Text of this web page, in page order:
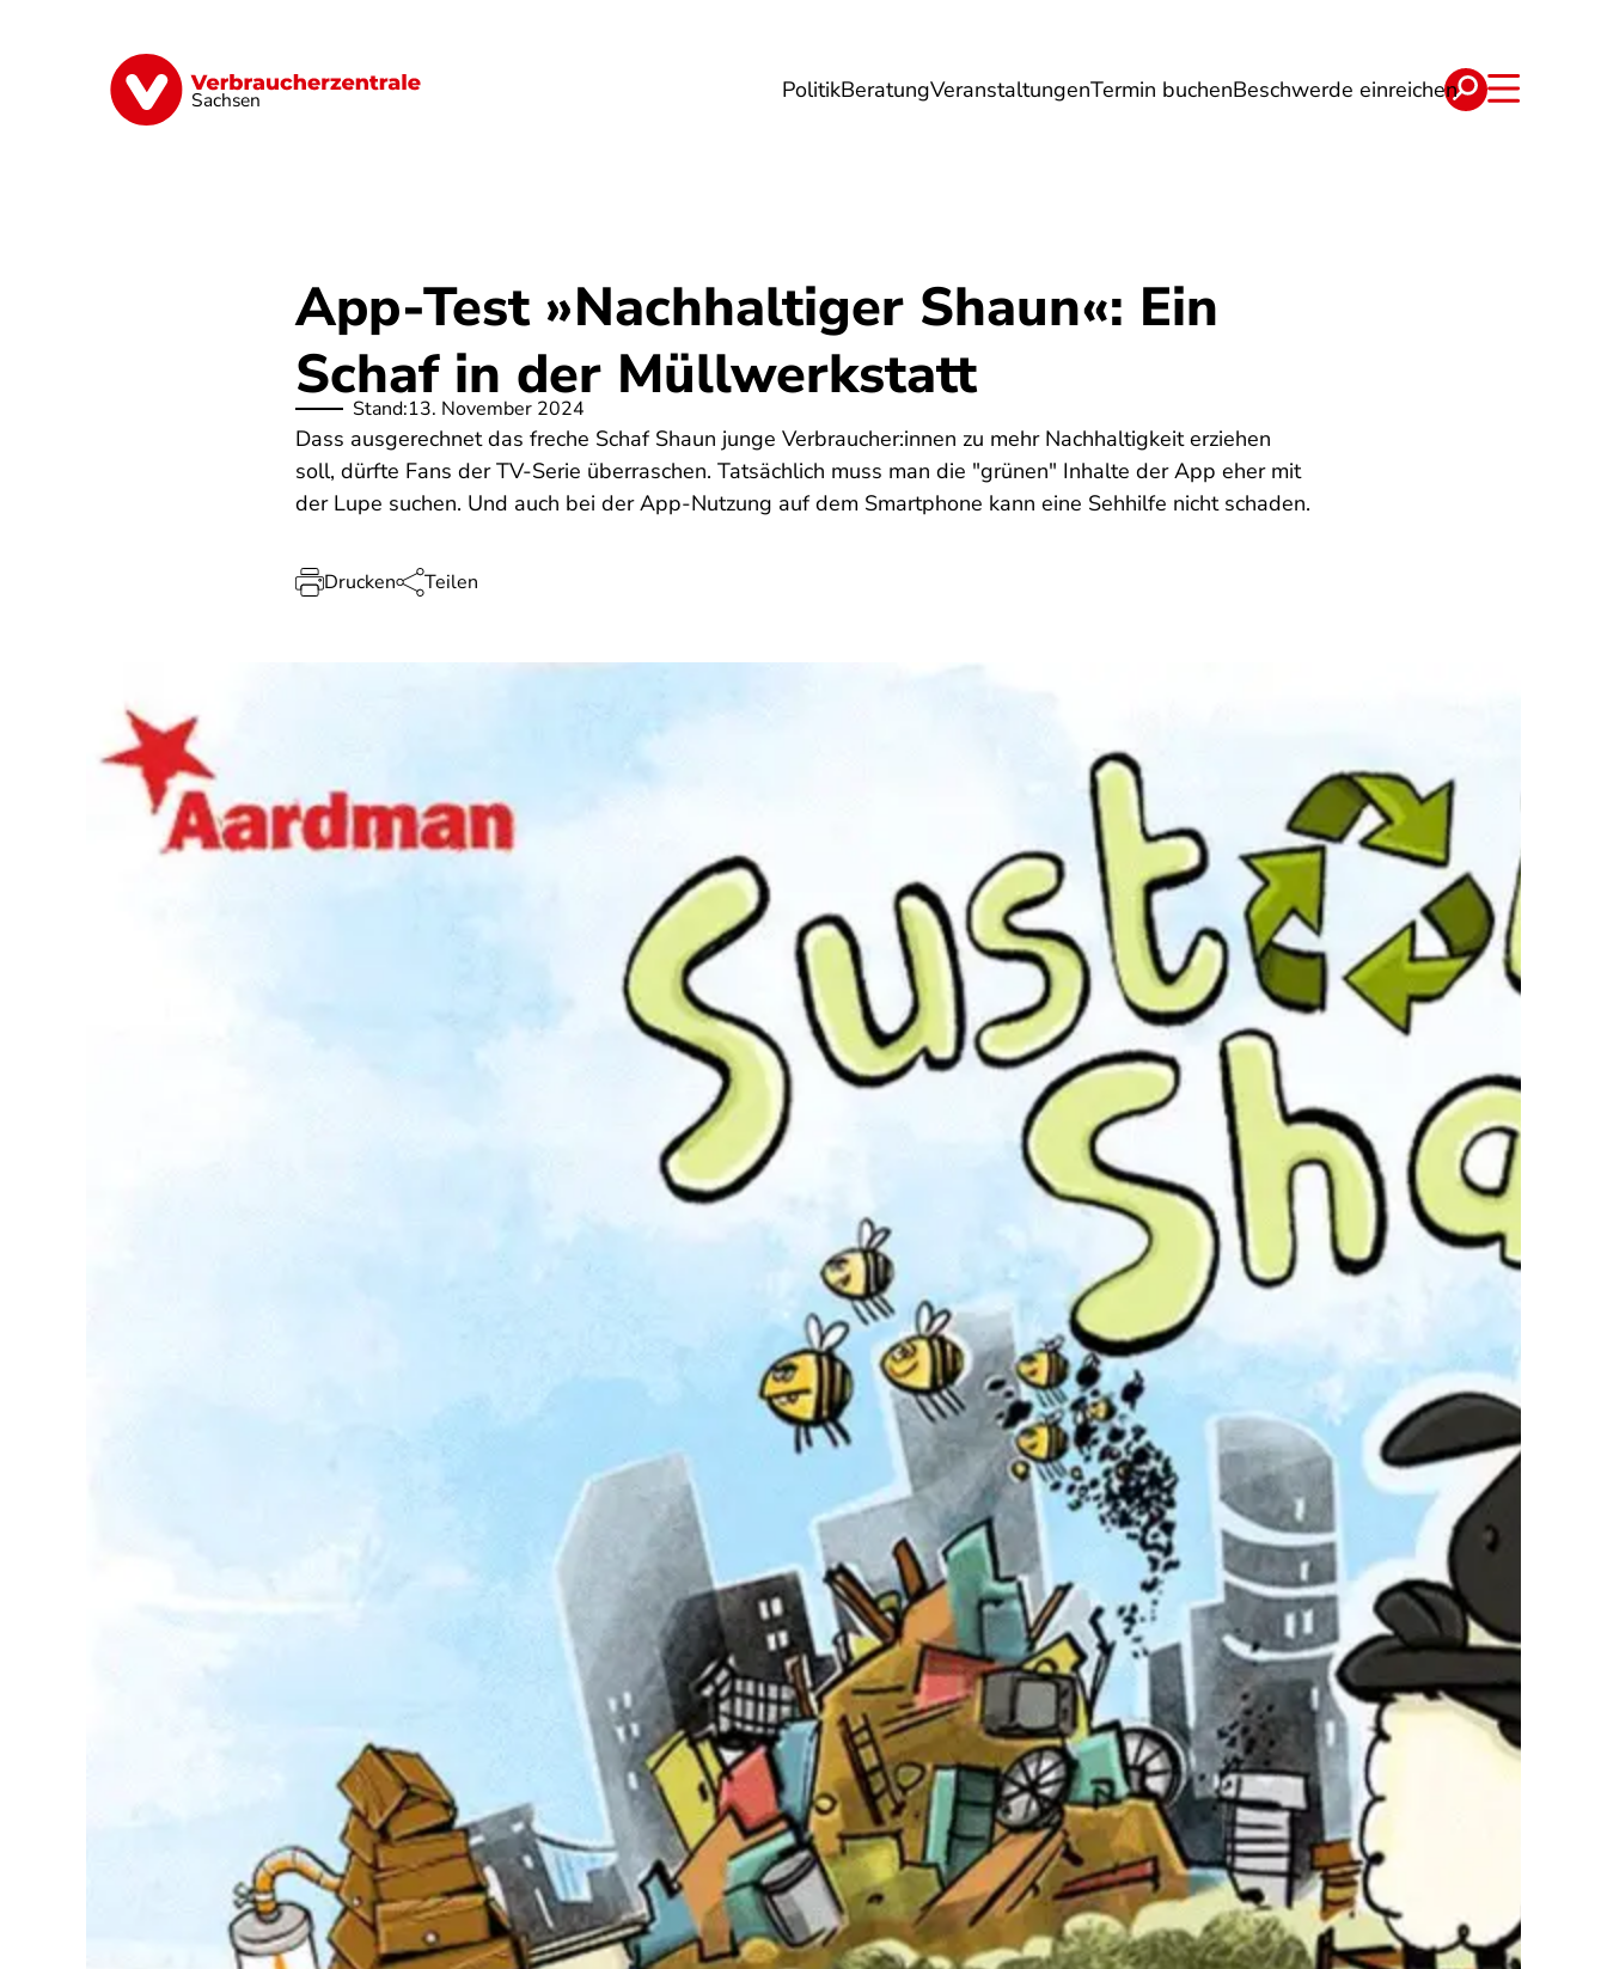
Sachsen PolitikBeratungVeranstaltungenTermin buchenBeschwerde einreichen
Vorsorge Verträge Geld & Versicherungen Digitales Energie & Wohnen Lebensmittel & Ernährung
App-Test »Nachhaltiger Shaun«: Ein
Schaf in der Müllwerkstatt
Stand:13. November 2024
Dass ausgerechnet das freche Schaf Shaun junge Verbraucher:innen zu mehr Nachhaltigkeit erziehen
soll, dürfte Fans der TV-Serie überraschen. Tatsächlich muss man die "grünen" Inhalte der App eher mit
der Lupe suchen. Und auch bei der App-Nutzung auf dem Smartphone kann eine Sehhilfe nicht schaden.
Drucken Teilen